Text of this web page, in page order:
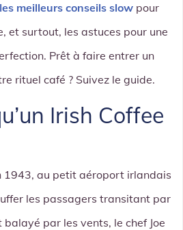
les meilleurs conseils slow pour
et surtout, les astuces pour une
Prêt à faire entrer un
rituel café ? Suivez le guide.
Irish Coffee
1943, au petit aéroport irlandais
les passagers transitant par
par les vents, le chef Joe